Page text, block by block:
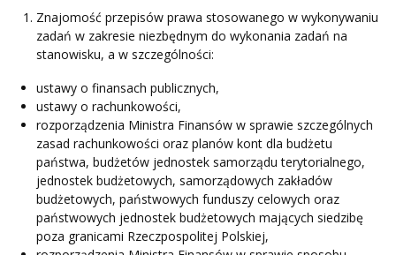
Znajomość przepisów prawa stosowanego w wykonywaniu
zadań w zakresie niezbędnym do wykonania zadań na
stanowisku, a w szczególności:
ustawy o finansach publicznych,
ustawy o rachunkowości,
rozporządzenia Ministra Finansów w sprawie szczególnych
zasad rachunkowości oraz planów kont dla budżetu
państwa, budżetów jednostek samorządu terytorialnego,
jednostek budżetowych, samorządowych zakładów
budżetowych, państwowych funduszy celowych oraz
państwowych jednostek budżetowych mających siedzibę
poza granicami Rzeczpospolitej Polskiej,